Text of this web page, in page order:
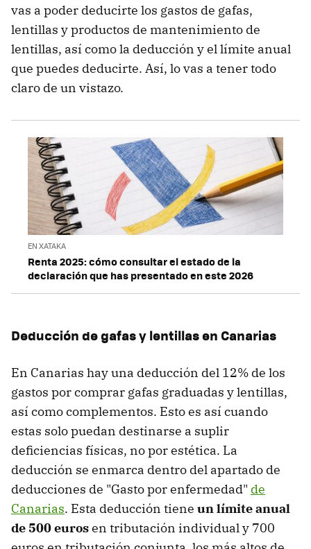
vas a poder deducirte los gastos de gafas,
lentillas y productos de mantenimiento de
lentillas, así como la deducción y el límite anual
que puedes deducirte. Así, lo vas a tener todo
claro de un vistazo.
EN XATAKA
Renta 2025: cómo consultar el estado de la
declaración que has presentado en este 2026
Deducción de gafas y lentillas en Canarias
En Canarias hay una deducción del 12% de los
gastos por comprar gafas graduadas y lentillas,
así como complementos. Esto es así cuando
estas solo puedan destinarse a suplir
deficiencias físicas, no por estética. La
deducción se enmarca dentro del apartado de
deducciones de "Gasto por enfermedad" de
Canarias. Esta deducción tiene un límite anual
de 500 eurosen tributación individual y 700